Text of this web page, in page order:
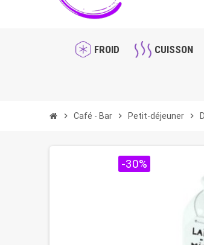
FROID CUISSON
chevron_right Café - Bar chevron_right Petit-déjeuner chevron_right
-30%